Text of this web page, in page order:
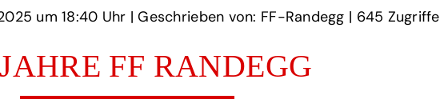
‏‏‎ ‎den 22 Oktober 2025 um‏‏‎ ‎ ‎| Geschrieben von: FF-Randegg | ‎ 645‏‏‎ ‎Zugriffe
FF RANDEGG